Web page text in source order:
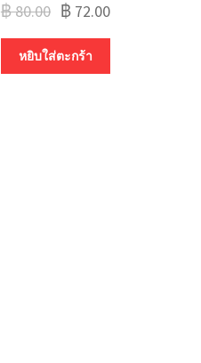
฿80.00 ฿ 72.00
หยิบใส่ตะกร้า